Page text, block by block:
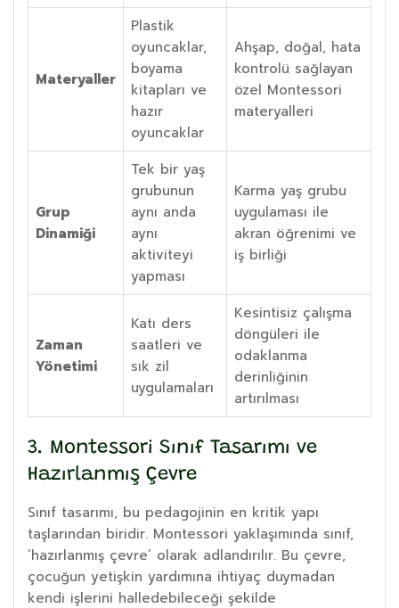
Materyaller
Plastik
oyuncaklar,
boyama
kitapları ve
hazır
oyuncaklar
Ahşap, doğal, hata
kontrolü sağlayan
özel Montessori
materyalleri
Grup
Dinamiği
Tek bir yaş
grubunun
aynı anda
aynı
aktiviteyi
yapması
Karma yaş grubu
uygulaması ile
akran öğrenimi ve
iş birliği
Zaman
Yönetimi
Katı ders
saatleri ve
sık zil
uygulamaları
Kesintisiz çalışma
döngüleri ile
odaklanma
derinliğinin
artırılması
3. Montessori Sınıf Tasarımı ve
Hazırlanmış Çevre
Sınıf tasarımı, bu pedagojinin en kritik yapı
taşlarından biridir. Montessori yaklaşımında sınıf,
‘hazırlanmış çevre’ olarak adlandırılır. Bu çevre,
çocuğun yetişkin yardımına ihtiyaç duymadan
kendi işlerini halledebileceği şekilde